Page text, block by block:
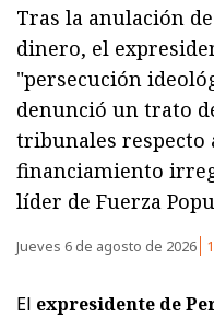
Tras la anulación
dinero, el
"persecución
denunció un trato
tribunales respecto
financiamiento
líder de Fuerza
Jueves 6 de agosto de 2026
El expresidente de